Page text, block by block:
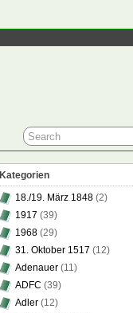
Kategorien
18./19. März 1848 (2)
1917 (39)
1968 (29)
31. Oktober 1517 (12)
Adenauer (11)
ADFC (39)
Adler (12)